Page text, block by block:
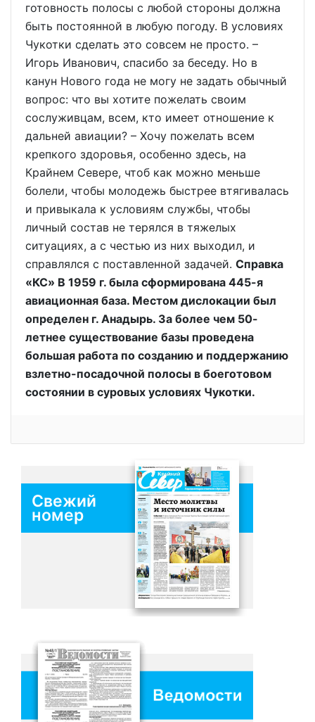
готовность полосы с любой стороны должна
быть постоянной в любую погоду. В условиях
Чукотки сделать это совсем не просто. –
Игорь Иванович, спасибо за беседу. Но в
канун Нового года не могу не задать обычный
вопрос: что вы хотите пожелать своим
сослуживцам, всем, кто имеет отношение к
дальней авиации? – Хочу пожелать всем
крепкого здоровья, особенно здесь, на
Крайнем Севере, чтоб как можно меньше
болели, чтобы молодежь быстрее втягивалась
и привыкала к условиям службы, чтобы
личный состав не терялся в тяжелых
ситуациях, а с честью из них выходил, и
справлялся с поставленной задачей. Справка
«КС» В 1959 г. была сформирована 445-я
авиационная база. Местом дислокации был
определен г. Анадырь. За более чем 50-
летнее существование базы проведена
большая работа по созданию и поддержанию
взлетно-посадочной полосы в боеготовом
состоянии в суровых условиях Чукотки.
Свежий
номер